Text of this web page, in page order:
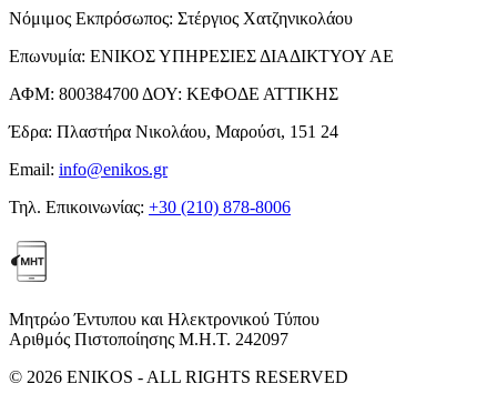
Νόμιμος Εκπρόσωπος: Στέργιος Χατζηνικολάου
Επωνυμία: ΕΝΙΚΟΣ ΥΠΗΡΕΣΙΕΣ ΔΙΑΔΙΚΤΥΟΥ ΑΕ
ΑΦΜ: 800384700 ΔΟΥ: ΚΕΦΟΔΕ ΑΤΤΙΚΗΣ
Έδρα: Πλαστήρα Νικολάου, Μαρούσι, 151 24
Email: info@enikos.gr
Τηλ. Επικοινωνίας: +30 (210) 878-8006
Μητρώο Έντυπου και Ηλεκτρονικού Τύπου
Αριθμός Πιστοποίησης Μ.Η.Τ. 242097
© 2026 ENIKOS - ALL RIGHTS RESERVED